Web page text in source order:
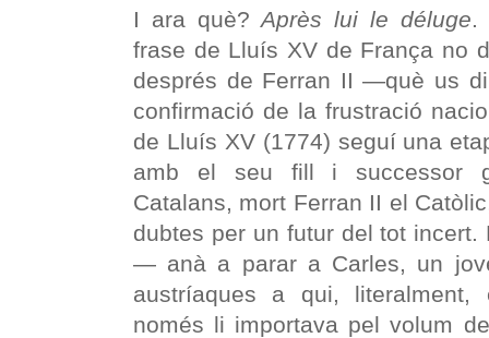
I ara què?Après lui le déluge.
frase de Lluís XV de França no
després de Ferran II —què us
confirmació de la frustració
de Lluís XV (1774) seguí una
amb el seu fill i successor
Catalans, mort Ferran II el
dubtes per un futur del tot
— anà a parar a Carles, un
austríaques a qui,
només li importava pel volum